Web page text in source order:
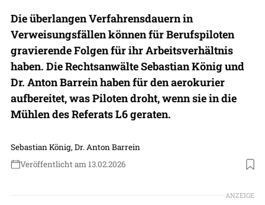
Die überlangen Verfahrensdauern in
Verweisungsfällen können für Berufspiloten
gravierende Folgen für ihr Arbeitsverhältnis
haben. Die Rechtsanwälte Sebastian König und
Dr. Anton Barrein haben für den aerokurier
aufbereitet, was Piloten droht, wenn sie in die
Mühlen des Referats L6 geraten.
Sebastian König, Dr. Anton Barrein
Veröffentlicht am 13.02.2026
Foto: Science Photo Library RF
ANZEIGE